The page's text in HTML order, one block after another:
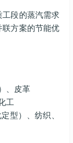
段的蒸汽需求
方案的节能优
、皮革
工
型）、纺织、